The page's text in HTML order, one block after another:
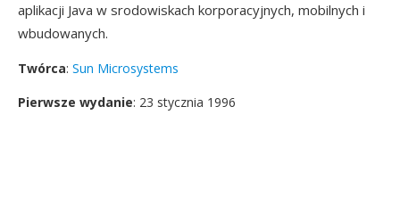
aplikacji Java w srodowiskach korporacyjnych, mobilnych i
wbudowanych.
Twórca: Sun Microsystems
Pierwsze wydanie: 23 stycznia 1996